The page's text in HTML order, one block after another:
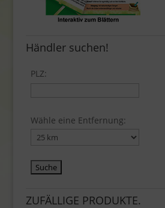
Händler suchen!
PLZ:
Wähle eine Entfernung:
ZUFÄLLIGE PRODUKTE.